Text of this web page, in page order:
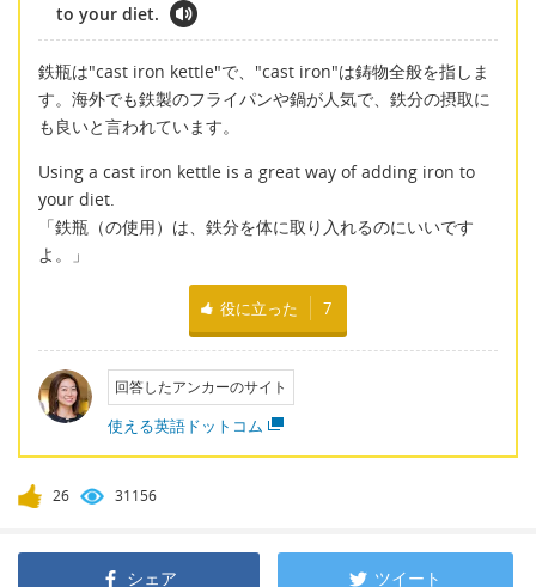
to your diet.
鉄瓶は"cast iron kettle"で、"cast iron"は鋳物全般を指しま
す。海外でも鉄製のフライパンや鍋が人気で、鉄分の摂取に
も良いと言われています。
Using a cast iron kettle is a great way of adding iron to
your diet.
「鉄瓶（の使用）は、鉄分を体に取り入れるのにいいです
よ。」
役に立った 7
回答したアンカーのサイト
使える英語ドットコム
26 31156
シェア ツイート